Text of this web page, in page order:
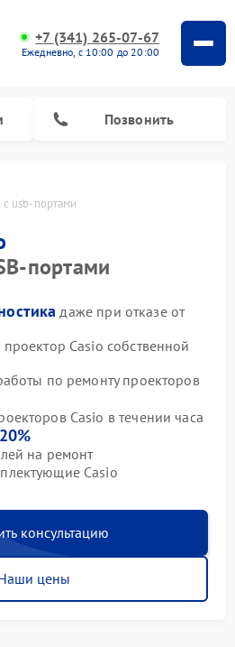
+7 (341) 265-07-67
Ежедневно, с 10:00 до 20:00
Позвонить
usb-портами
портами
даже при отказе от
Casio собственной
по ремонту проекторов
Casio в течении часа
20%
на ремонт
Casio
консультацию
цены